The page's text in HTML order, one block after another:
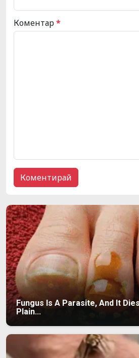
Коментар*
Fungus Is A Parasite, And It
Plain...